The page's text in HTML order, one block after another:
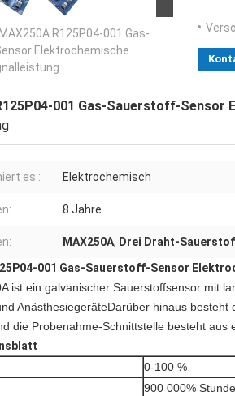
MAX250A R125P04-001 Gas-
Elektrochemische
001 Gas-Sauerstoff-
es:: Elektrochemisch
8 Jahre
MAX250A, Drei Draht-
001 Gas-Sauerstoff-Sensor
ist ein galvanischer Sauerstoffsensor mit
AnästhesiegeräteDarüber hinaus
die Probenahme-Schnittstelle besteht
0-100 %
900 000%